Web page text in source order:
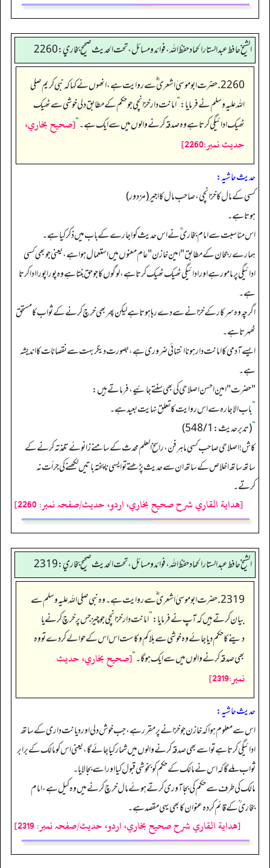
الشيخ حافط عبدالستار الحماد حفظ الله، فوائد و مسائل، تحت الحديث صحيح بخاري:2260
2260. حضرت ابو موسیٰ اشعری ؓ سے روایت ہے، انھوں نے کہا کہ نبی کریم صلی
اللہ علیہ وسلم نے فرمایا:”امانت دار خزانچی جو حکم کے مطابق دلی خوشی سے ٹھیک
ٹھیک ادائیگی کرتا ہے وہ صدقہ کرنے والوں میں سے ایک ہے۔“[صحيح بخاري،
حديث نمبر:2260]
حدیث حاشیہ:
کسی کے مال کا خزانچی، صاحب مال کا اجیر (مزدور)
ہوتا ہے۔
اس مناسبت سے امام بخاری ؒ نے اس حدیث کو اجارے کے باب میں ذکر کیا ہے۔
ہمارے رجحان کے مطابق "امین خازن" عام معنوں میں استعمال ہوا ہے، یعنی جو بھی کسی
ادائیگی پر مامور ہے اور ادائیگی ٹھیک ٹھیک کرتا ہے، لوگوں کا جو حق بنتا ہے وہ پورا پورا ادا کرتا
ہے۔
اگرچہ وہ سرکار کے خزانے سے دے رہا ہوتا ہے لیکن پھر بھی خرچ کرنے کے ثواب کا مستحق
ٹھہرتا ہے۔
ایسے آدمی کا امانت دار ہونا انتہائی ضروری ہے، بصورت دیگر بہت سے نقصانات کا اندیشہ
ہے۔
"حضرت" امین احسن اصلاحی کی بھی سنتے جائیے، فرماتے ہیں:
”باب الاجارہ سے اس روایت کا تعلق نہایت بعید ہے۔
“(تدبرحدیث: 548/1)
کاش! اصلاحی صاحب کسی ماہر فن،راسخ العلم محدث کے سامنے زانوئے تلمذتہ کرنے کے
ساتھ ساتھ اخلاص کے ساتھ ان سے حدیث پڑھتے تو ایسی ناپختہ باتیں لکھنے کی جرأت نہ
کرتے۔
[هداية القاري شرح صحيح بخاري، اردو، حدیث/صفحہ نمبر: 2260]
الشيخ حافط عبدالستار الحماد حفظ الله، فوائد و مسائل، تحت الحديث صحيح بخاري:2319
2319. حضرت ابو موسیٰ اشعری ؓ سے روایت ہے۔ وہ نبی صلی اللہ علیہ وسلم سے
بیان کرتے ہیں کہ آپ نے فرمایا:”امانت دار خزانچی جو چیز جس پر خرچ کرنے یا
دینے کا حکم دیا جائے وہ خوشی سے بلا کم و کاست اس اس کے حوالے کردے تو وہ
بھی صدقہ کرنے والوں میں سے ایک ہو گا۔“[صحيح بخاري، حديث
نمبر:2319]
حدیث حاشیہ:
اس سے معلوم ہوا کہ خازن جو خزانے پر مقرر ہے،جب خوش دلی اور دیانت داری کے ساتھ
ادائیگی کرتا ہے تو اسے بھی صدقہ کرنے والوں میں شمار کیا جائے گا، یعنی اس کو مالک کے برابر
ثواب ملے گا کہ اس نے مالک کے حکم کو بخوشی قبول کیا اور اسے بجالایا۔
مالک کی طرف سے حکم کی بجا آوری کرتے ہوئے مال خرچ کرنے میں وہ کیل ہے، امام
بخاری ؒ کے قائم کردہ عنوان کا بھی یہی مقصد ہے۔
[هداية القاري شرح صحيح بخاري، اردو، حدیث/صفحہ نمبر: 2319]